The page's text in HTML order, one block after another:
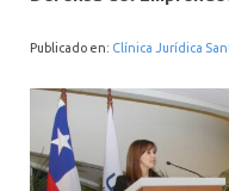
Publicado en: Clínica Jurídica